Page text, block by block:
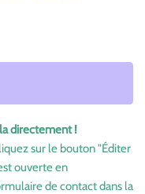
directement !
sur le bouton "Éditer
ouverte en
de contact dans la